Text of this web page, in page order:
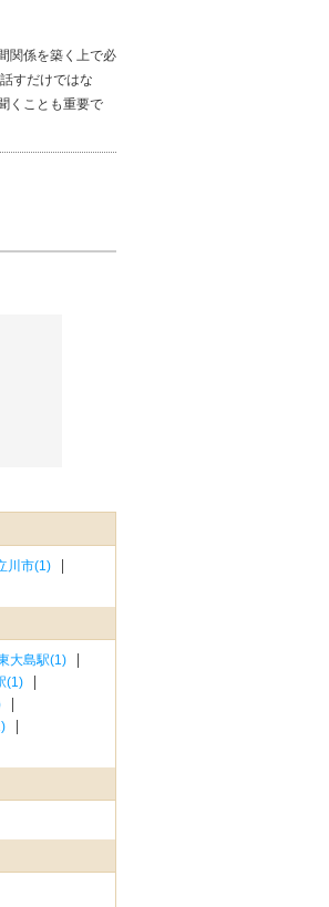
関係を築く上で必
すだけではな
くことも重要で
川市(1)
大島駅(1)
(1)